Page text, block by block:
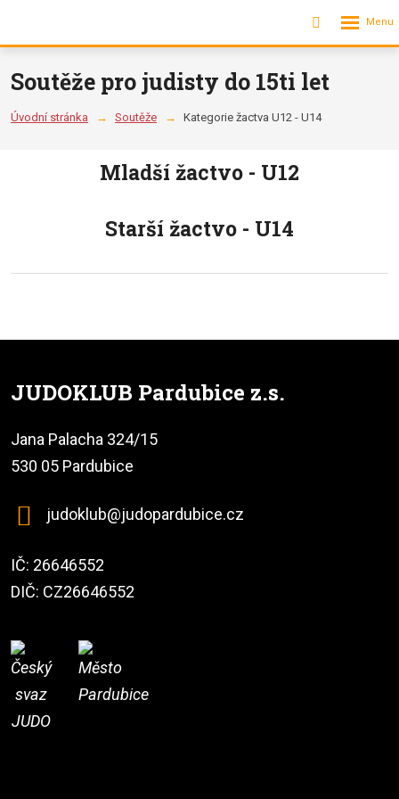
Vyhledávání
Rozbalení
menu
Soutěže pro judisty do 15ti let
Úvodní stránka Soutěže Kategorie žactva U12 - U14
Mladší žactvo - U12
Starší žactvo - U14
JUDOKLUB Pardubice z.s.
Jana Palacha 324/15
530 05 Pardubice
judoklub@judopardubice.cz
IČ: 26646552
DIČ: CZ26646552